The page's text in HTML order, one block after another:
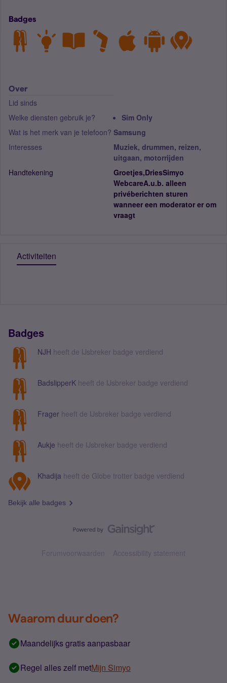
Badges
Over
Lid sinds
Welke diensten gebruik je?
Sim Only
Wat is het merk van je telefoon? Samsung
Interesses
Muziek, drummen, reizen,
uitgaan, motorrijden
Handtekening
Groetjes,DriesSimyo
WebcareA.u.b. alleen
privéberichten sturen
wanneer een moderator er om
vraagt
Activiteiten
Badges
NJH heeft de IJsbreker badge verdiend
BadslipperK heeft de IJsbreker badge verdiend
Frager heeft de IJsbreker badge verdiend
Aukje heeft de IJsbreker badge verdiend
Khadija heeft de Globe trotter badge verdiend
Bekijk alle badges
Forumvoorwaarden Accessibility statement
Waarom duur doen?
Maandelijks gratis aanpasbaar
Regel alles zelf metMijn Simyo